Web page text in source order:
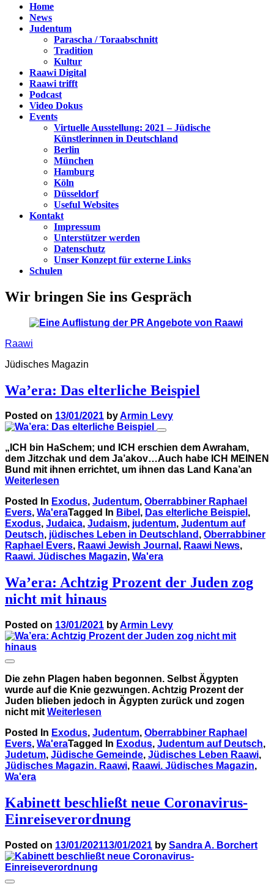
Home
News
Judentum
Parascha / Toraabschnitt
Tradition
Kultur
Raawi Digital
Raawi trifft
Podcast
Video Dokus
Events
Virtuelle Ausstellung: 2021 – Jüdische
Künstlerinnen in Deutschland
Berlin
München
Hamburg
Köln
Düsseldorf
Useful Websites
Kontakt
Impressum
Unterstützer werden
Datenschutz
Unser Konzept für externe Links
Schulen
Wir bringen Sie ins Gespräch
Raawi
Jüdisches Magazin
Wa’era: Das elterliche Beispiel
Posted on 13/01/2021 byArmin Levy
„ICH bin HaSchem; und ICH erschien dem Awraham,
dem Jitzchak und dem Ja’akov…Auch habe ICH MEINEN
Bund mit ihnen errichtet, um ihnen das Land Kana’an
Weiterlesen
Posted In Exodus, Judentum, Oberrabbiner Raphael
Evers, Wa'eraTagged In Bibel , Das elterliche Beispiel ,
Exodus, Judaica, Judaism, judentum, Judentum auf
Deutsch, jüdisches Leben in Deutschland , Oberrabbiner
Raphael Evers, Raawi Jewish Journal , Raawi News,
Raawi. Jüdisches Magazin, Wa'era
Wa’era: Achtzig Prozent der Juden zog
nicht mit hinaus
Posted on 13/01/2021 byArmin Levy
Die zehn Plagen haben begonnen. Selbst Ägypten
wurde auf die Knie gezwungen. Achtzig Prozent der
Juden blieben jedoch in Ägypten zurück und zogen
nicht mit Weiterlesen
Posted In Exodus, Judentum, Oberrabbiner Raphael
Evers, Wa'eraTagged In Exodus, Judentum auf Deutsch,
Judetum, Jüdische Gemeinde, Jüdisches Leben Raawi,
Jüdisches Magazin. Raawi, Raawi. Jüdisches Magazin,
Wa'era
Kabinett beschließt neue Coronavirus-
Einreiseverordnung
Posted on 13/01/202113/01/2021 by Sandra A. Borchert